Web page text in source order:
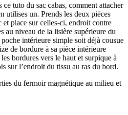
ce tuto du sac cabas, comment attacher
utilises un. Prends les deux pièces
et place sur celles-ci, endroit contre
au niveau de la lisière supérieure du
intérieure simple soit déjà cousue
de bordure à sa pièce intérieure
bordures vers le haut et surpique à
sur l’endroit du tissu au ras du bord.
du fermoir magnétique au milieu et